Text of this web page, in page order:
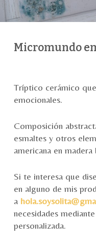
Micromundo
Tríptico cerámico
emocionales.
Composición
esmaltes y otros
americana en madera
Si te interesa que
en alguno de mis
a
necesidades
personalizada.